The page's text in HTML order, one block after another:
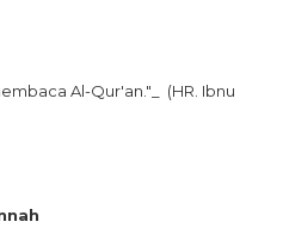
Al-Qur'an."_ (HR. Ibnu